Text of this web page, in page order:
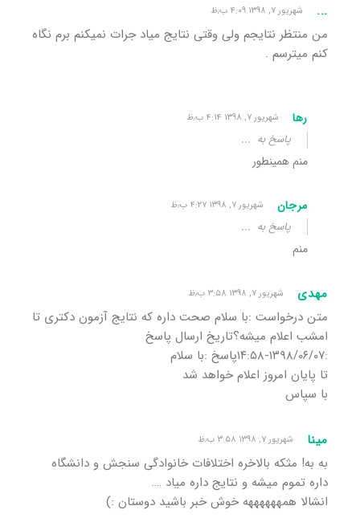
... شهریور ۷, ۱۳۹۸ ۴:۰۹ ب٫ظ
من منتظر نتایجم ولی وقتی نتایج میاد جرات نمیکنم برم نگاه
کنم میترسم .
رها شهریور ۷, ۱۳۹۸ ۴:۱۴ ب٫ظ
پاسخ به ...
منم همینطور
مرجان شهریور ۷, ۱۳۹۸ ۴:۲۷ ب٫ظ
پاسخ به ...
منم
مهدی شهریور ۷, ۱۳۹۸ ۳:۵۸ ب٫ظ
متن درخواست :با سلام صحت داره که نتایج آزمون دکتری تا
امشب اعلام میشه؟تاریخ ارسال پاسخ
:١٣٩٨/٠۶/٠٧-١۴:۵٨پاسخ :با سلام
تا پایان امروز اعلام خواهد شد
با سپاس
مینا شهریور ۷, ۱۳۹۸ ۳:۵۸ ب٫ظ
به به! مثکه بالاخره اختلافات خانوادگی سنجش و دانشگاه
داره تموم میشه و نتایج داره میاد ….
انشالا همههههههه خوش خبر باشید دوستان :)